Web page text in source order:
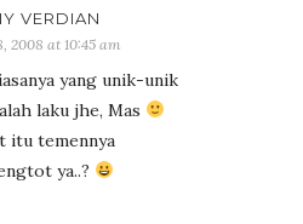
VERDIAN
2008 at 10:45 am
yang unik-unik
laku jhe, Mas
itu temennya
ya..?